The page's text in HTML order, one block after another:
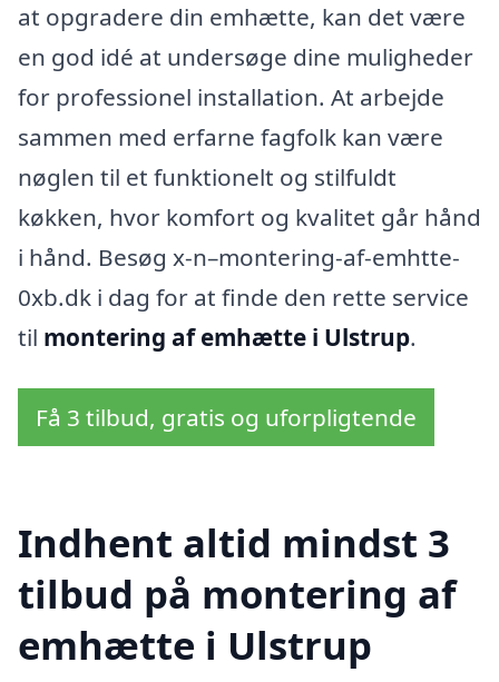
at opgradere din emhætte, kan det være
en god idé at undersøge dine muligheder
for professionel installation. At arbejde
sammen med erfarne fagfolk kan være
nøglen til et funktionelt og stilfuldt
køkken, hvor komfort og kvalitet går hånd
i hånd. Besøg x-n–montering-af-emhtte-
0xb.dk i dag for at finde den rette service
til montering af emhætte i Ulstrup.
Få 3 tilbud, gratis og uforpligtende
Indhent altid mindst 3
tilbud på montering af
emhætte i Ulstrup